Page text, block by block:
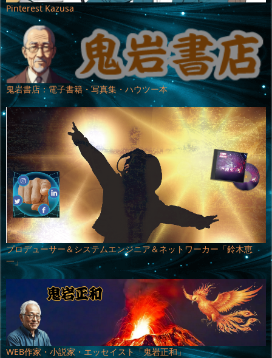
Pinterest Kazusa
鬼岩書店：電子書籍・写真集・ハウツー本
プロデューサー＆システムエンジニア＆ネットワーカー「鈴木恵
一」
WEB作家・小説家・エッセイスト「鬼岩正和」